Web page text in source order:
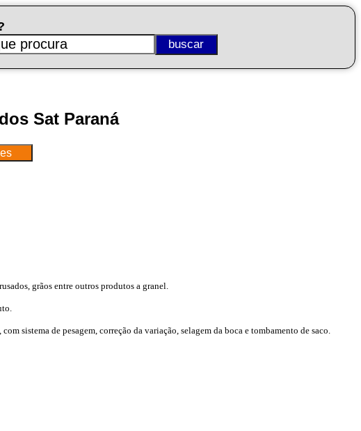
Sat Paraná
grãos entre outros produtos a granel.
sistema de pesagem, correção da variação, selagem da boca e tombamento de saco.